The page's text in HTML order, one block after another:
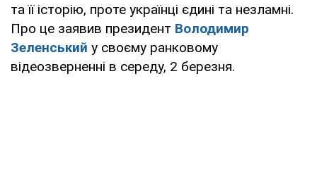
та її історію, проте українці єдині та незламні.
Про це заявив президент Володимир
Зеленський у своєму ранковому
відеозверненні в середу, 2 березня.